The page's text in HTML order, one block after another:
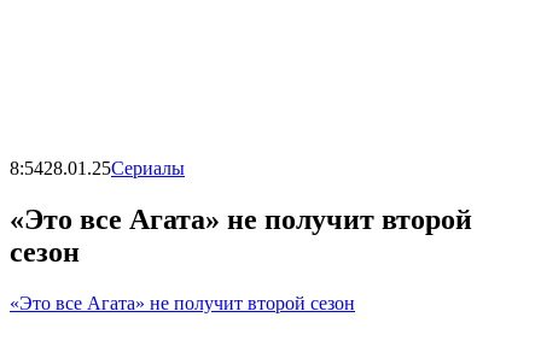
8:5428.01.25Сериалы
«Это все Агата» не получит второй
сезон
«Это все Агата» не получит второй сезон